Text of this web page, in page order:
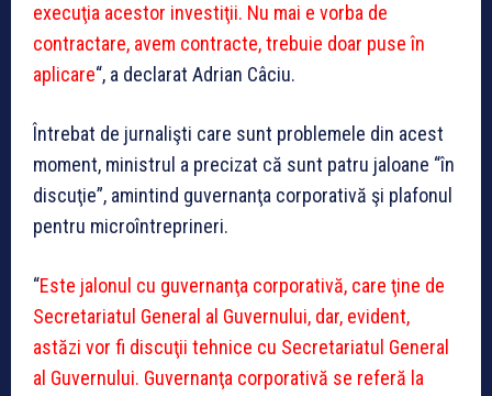
execuţia acestor investiţii. Nu mai e vorba de
contractare, avem contracte, trebuie doar puse în
aplicare“, a declarat Adrian Câciu.
Întrebat de jurnalişti care sunt problemele din acest
moment, ministrul a precizat că sunt patru jaloane “în
discuţie”, amintind guvernanţa corporativă şi plafonul
pentru microîntreprineri.
“Este jalonul cu guvernanţa corporativă, care ţine de
Secretariatul General al Guvernului, dar, evident,
astăzi vor fi discuţii tehnice cu Secretariatul General
al Guvernului. Guvernanţa corporativă se referă la